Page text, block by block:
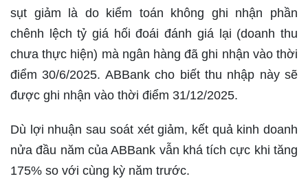
sụt giảm là do kiểm toán không ghi nhận phần
chênh lệch tỷ giá hối đoái đánh giá lại (doanh thu
chưa thực hiện) mà ngân hàng đã ghi nhận vào thời
điểm 30/6/2025. ABBank cho biết thu nhập này sẽ
được ghi nhận vào thời điểm 31/12/2025.
Dù lợi nhuận sau soát xét giảm, kết quả kinh doanh
nửa đầu năm của ABBank vẫn khá tích cực khi tăng
175% so với cùng kỳ năm trước.